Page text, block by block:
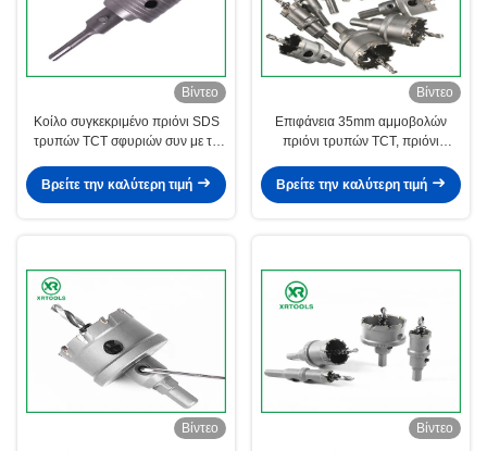
Βίντεο
Κοίλο συγκεκριμένο πριόνι SDS
τρυπών TCT σφυριών συν με το
πυρήνων M22
Βρείτε την καλύτερη τιμή
Βίντεο
Επιφάνεια 35mm αμμοβολών
πριόνι τρυπών TCT, πριόνι
μετάλλων
Βρείτε την καλύτερη τιμή
Βίντεο
Βίντεο